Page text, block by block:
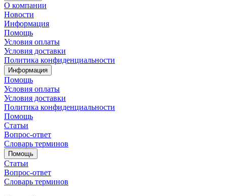
О компании
Новости
Информация
Помощь
Условия оплаты
Условия доставки
Политика конфиденциальности
Информация
Помощь
Условия оплаты
Условия доставки
Политика конфиденциальности
Помощь
Статьи
Вопрос-ответ
Словарь терминов
Помощь
Статьи
Вопрос-ответ
Словарь терминов